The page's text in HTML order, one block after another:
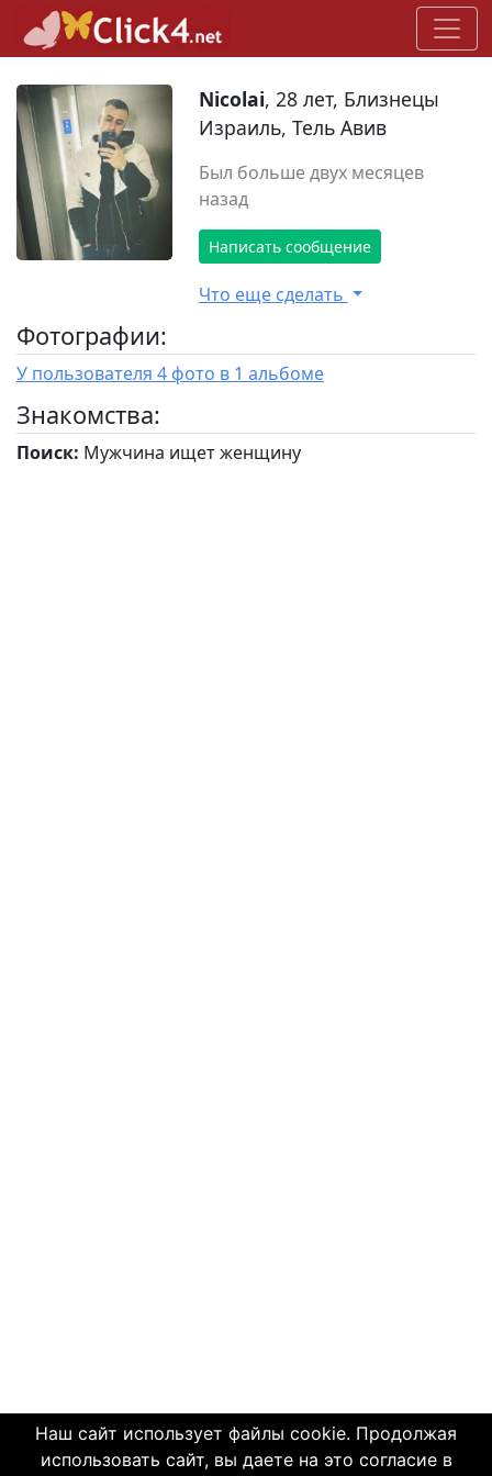
Наш сайт использует файлы cookie. Продолжая
использовать сайт, вы даете на это согласие в
Nicolai, 28 лет, Близнецы
Израиль, Тель Авив
Был больше двух месяцев
назад
Написать сообщение
Что еще сделать
Фотографии:
У пользователя 4 фото в 1 альбоме
Знакомства:
Поиск: Мужчина ищет женщину